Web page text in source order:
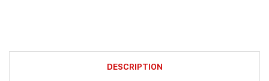
DESCRIPTION